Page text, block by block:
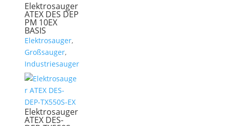
Elektrosauger
ATEX DES DEP
PM 10EX
BASIS
Elektrosauger,
Großsauger,
Industriesauger
Elektrosauger
ATEX DES-